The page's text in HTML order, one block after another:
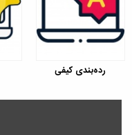
رده‌بندی کیفی